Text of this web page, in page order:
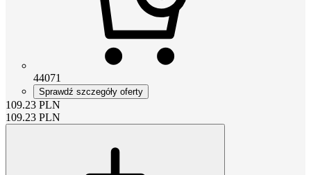
44071
Sprawdź szczegóły oferty
109.23 PLN
109.23 PLN